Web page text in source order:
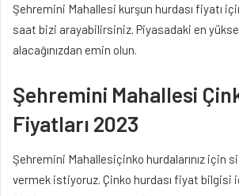
Şehremini Mahallesi kurşun hurdası fiyatı
saat bizi arayabilirsiniz. Piyasadaki en
alacağınızdan emin olun.
Şehremini Mahallesi
Fiyatları 2023
Şehremini Mahallesiçinko hurdalarınız için
vermek istiyoruz. Çinko hurdası fiyat bilgisi